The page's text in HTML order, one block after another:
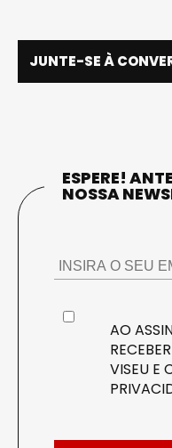
JUNTE-SE À
ESPERE!
NOSSA
AO
VISEU E